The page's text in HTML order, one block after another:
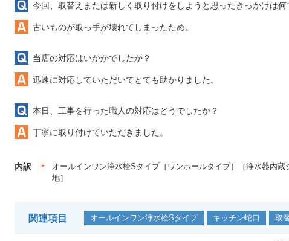
今回、取替えまたは新しく取り付けをしようと思ったきっかけは何
古いものが取っ手が壊れてしまったため。
当店の対応はいかかでしたか？
迅速に対応していただいてとても助かりました。
本日、工事を行った職人の対応はどうでしたか？
丁寧に取り付けていただきました。
内訳
オールインワン浄水栓Sタイプ［ワンホールタイプ］［浄水器内
地］
関連項目 オールインワン浄水栓Sタイプ キッチン蛇口 取